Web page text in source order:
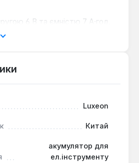
6 В та ємністю 7 А·год,
є оптимальним рішенням для
забезпечуючи тривалий
(151x34x100 мм) та невелика
Технологія AGM
Luxeon
Китай
акумулятор для
ел.інструменту